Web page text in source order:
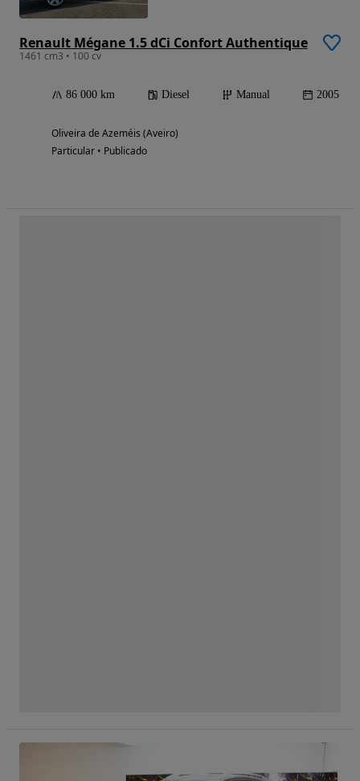
Renault Mégane 1.5 dCi Confort Authentique
1461 cm3 • 100 cv
86 000 km Diesel Manual 2005
Oliveira de Azeméis (Aveiro)
Particular • Publicado